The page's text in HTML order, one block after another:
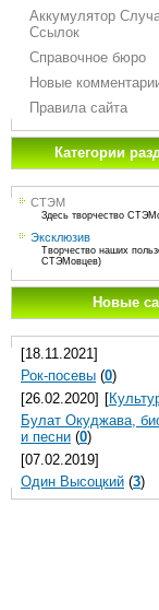
Аккумулятор
Ссылок
Справочное бюро
Новые
Правила сайта
Категории
СТЭМ
Здесь творчество
Эксклюзив
Творчество наших
СТЭМовцев)
Новые
[18.11.2021]
Рок-посевы (0)
[26.02.2020] [
Булат Окуджава,
и песни (0)
[07.02.2019]
Один Высоцкий (3)